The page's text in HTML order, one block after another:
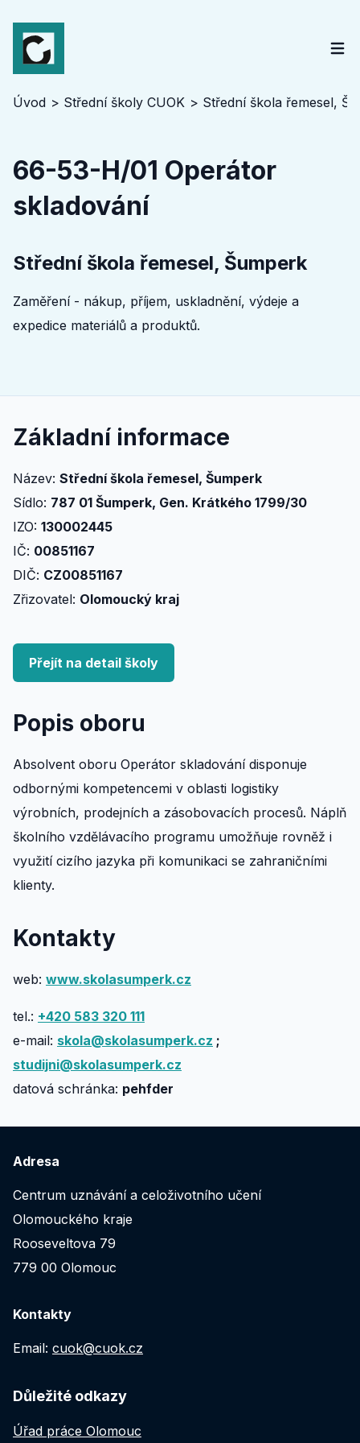
Úvod Střední školy CUOK Střední škola řemesel,
66-53-H/01 Operátor
skladování
Střední škola řemesel, Šumperk
Zaměření - nákup, příjem, uskladnění, výdeje a
expedice materiálů a produktů.
Základní informace
Název: Střední škola řemesel, Šumperk
Sídlo: 787 01 Šumperk, Gen. Krátkého 1799/30
IZO: 130002445
IČ: 00851167
DIČ: CZ00851167
Zřizovatel: Olomoucký kraj
Přejít na detail školy
Popis oboru
Absolvent oboru Operátor skladování disponuje
odbornými kompetencemi v oblasti logistiky
výrobních, prodejních a zásobovacích procesů. Náplň
školního vzdělávacího programu umožňuje rovněž i
využití cizího jazyka při komunikaci se zahraničními
klienty.
Kontakty
web: www.skolasumperk.cz
tel.: +420 583 320 111
e-mail: skola@skolasumperk.cz ;
studijni@skolasumperk.cz
datová schránka: pehfder
Adresa
Centrum uznávání a celoživotního učení
Olomouckého kraje
Rooseveltova 79
779 00 Olomouc
Kontakty
Email: cuok@cuok.cz
Důležité odkazy
Úřad práce Olomouc